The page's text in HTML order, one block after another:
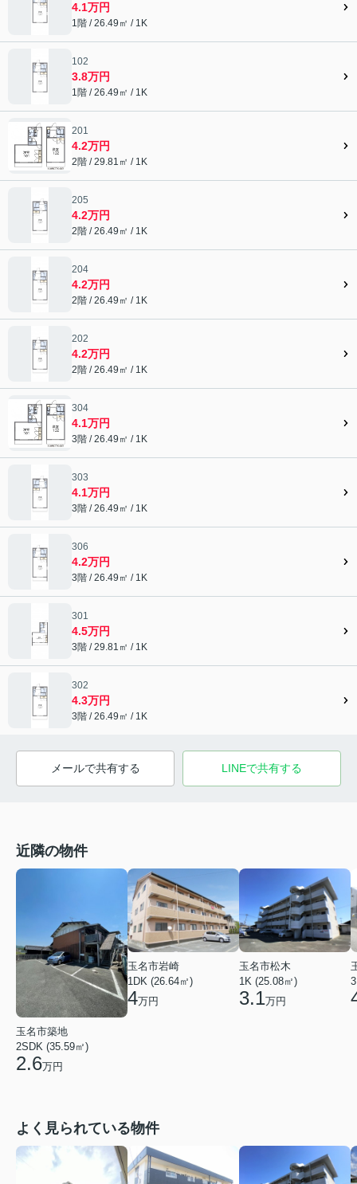
4.1万円
1階 / 26.49㎡ / 1K
102
3.8万円
1階 / 26.49㎡ / 1K
201
4.2万円
2階 / 29.81㎡ / 1K
205
4.2万円
2階 / 26.49㎡ / 1K
204
4.2万円
2階 / 26.49㎡ / 1K
202
4.2万円
2階 / 26.49㎡ / 1K
304
4.1万円
3階 / 26.49㎡ / 1K
303
4.1万円
3階 / 26.49㎡ / 1K
306
4.2万円
3階 / 26.49㎡ / 1K
301
4.5万円
3階 / 29.81㎡ / 1K
302
4.3万円
3階 / 26.49㎡ / 1K
メールで共有する LINEで共有する
近隣の物件
玉名市築地
2SDK (35.59㎡)
2.6万円
玉名市岩崎
1DK (26.64㎡)
4万円
玉名市松木
1K (25.08㎡)
3.1万円
よく見られている物件